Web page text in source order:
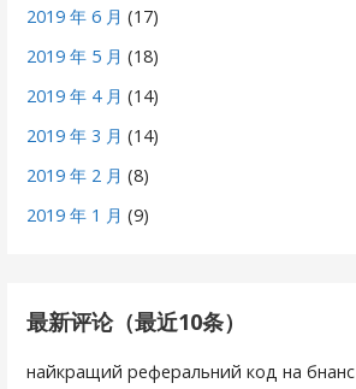
2019 年 6 月 (17)
2019 年 5 月 (18)
2019 年 4 月 (14)
2019 年 3 月 (14)
2019 年 2 月 (8)
2019 年 1 月 (9)
最新评论（最近10条）
найкращий реферальний код на бнанс